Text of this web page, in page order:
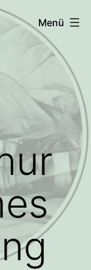
Menü